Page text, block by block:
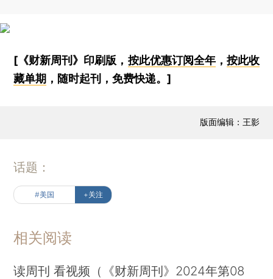
[《财新周刊》印刷版， 按此优惠订阅全年， 按此收
藏单期 ，随时起刊，免费快递。]
版面编辑：王影
话题：
#美国 +关注
相关阅读
读周刊 看视频（《财新周刊》2024年第08